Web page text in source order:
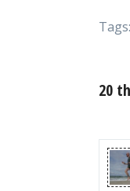
Tags:
20